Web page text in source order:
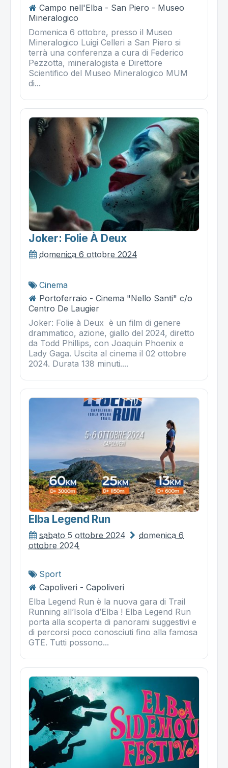
Campo nell'Elba - San Piero - Museo
Mineralogico
Domenica 6 ottobre, presso il Museo
Mineralogico Luigi Celleri a San Piero si
terrà una conferenza a cura di Federico
Pezzotta, mineralogista e Direttore
Scientifico del Museo Mineralogico MUM
di...
Joker: Folie À Deux
domenica 6 ottobre 2024
Cinema
Portoferraio - Cinema "Nello Santi" c/o
Centro De Laugier
Joker: Folie à Deux è un film di genere
drammatico, azione, giallo del 2024, diretto
da Todd Phillips, con Joaquin Phoenix e
Lady Gaga. Uscita al cinema il 02 ottobre
2024. Durata 138 minuti....
Elba Legend Run
sabato 5 ottobre 2024
domenica 6
ottobre 2024
Sport
Capoliveri - Capoliveri
Elba Legend Run è la nuova gara di Trail
Running all’Isola d’Elba ! Elba Legend Run
porta alla scoperta di panorami suggestivi e
di percorsi poco conosciuti fino alla famosa
GTE. Tutti possono...